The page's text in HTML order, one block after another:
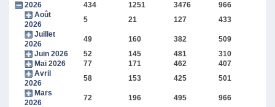
2026 434 1251 3476 966
Août
2026
5 21 127 433
Juillet
2026
49 160 382 509
Juin 2026
52 145 481 310
Mai 2026
77 171 462 407
Avril
2026
58 153 425 501
Mars
2026
72 196 495 966